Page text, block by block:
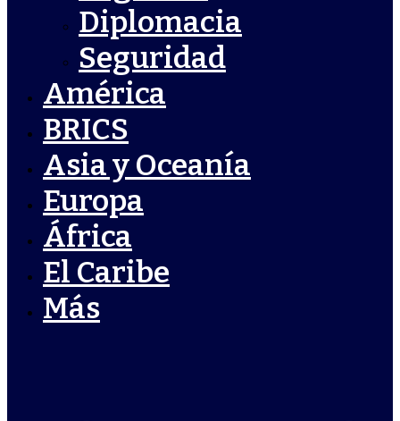
Diplomacia
Seguridad
América
BRICS
Asia y Oceanía
Europa
África
El Caribe
Más